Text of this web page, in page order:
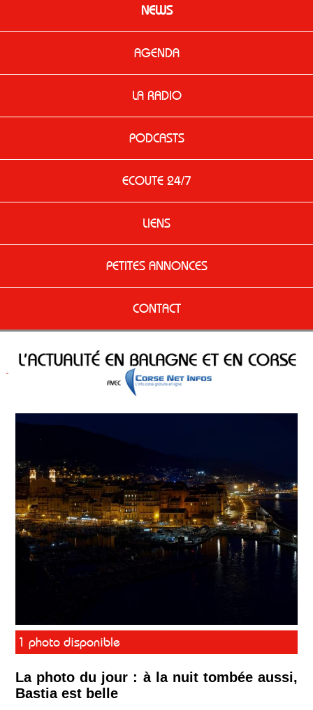
NEWS
AGENDA
LA RADIO
PODCASTS
ECOUTE 24/7
LIENS
PETITES ANNONCES
CONTACT
1 photo disponible
La photo du jour : à la nuit tombée aussi,
Bastia est belle